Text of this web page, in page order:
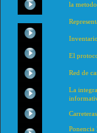
la
El
Red de
La
Ponencia